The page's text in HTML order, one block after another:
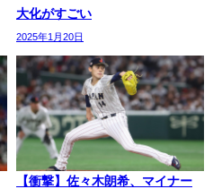
大化がすごい
2025年1月20日
【衝撃】佐々木朗希、マイナー